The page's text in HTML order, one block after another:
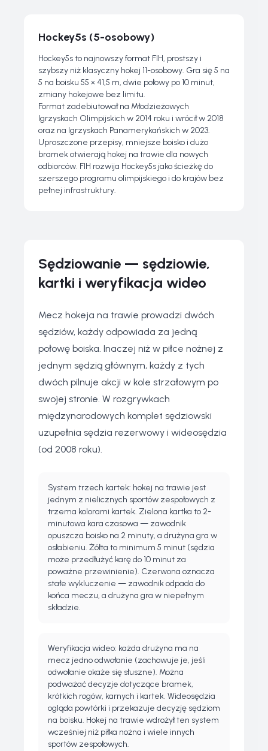
Hockey5s (5-osobowy)
Hockey5s to najnowszy format FIH, prostszy i
szybszy niż klasyczny hokej 11-osobowy. Gra się 5 na
5 na boisku 55 × 41,5 m, dwie połowy po 10 minut,
zmiany hokejowe bez limitu.
Format zadebiutował na Młodzieżowych
Igrzyskach Olimpijskich w 2014 roku i wrócił w 2018
oraz na Igrzyskach Panamerykańskich w 2023.
Uproszczone przepisy, mniejsze boisko i dużo
bramek otwierają hokej na trawie dla nowych
odbiorców. FIH rozwija Hockey5s jako ścieżkę do
szerszego programu olimpijskiego i do krajów bez
pełnej infrastruktury.
Sędziowanie — sędziowie,
kartki i weryfikacja wideo
Mecz hokeja na trawie prowadzi dwóch
sędziów, każdy odpowiada za jedną
połowę boiska. Inaczej niż w piłce nożnej z
jednym sędzią głównym, każdy z tych
dwóch pilnuje akcji w kole strzałowym po
swojej stronie. W rozgrywkach
międzynarodowych komplet sędziowski
uzupełnia sędzia rezerwowy i wideosędzia
(od 2008 roku).
System trzech kartek: hokej na trawie jest
jednym z nielicznych sportów zespołowych z
trzema kolorami kartek. Zielona kartka to 2-
minutowa kara czasowa — zawodnik
opuszcza boisko na 2 minuty, a drużyna gra w
osłabieniu. Żółta to minimum 5 minut (sędzia
może przedłużyć karę do 10 minut za
poważne przewinienie). Czerwona oznacza
stałe wykluczenie — zawodnik odpada do
końca meczu, a drużyna gra w niepełnym
składzie.
Weryfikacja wideo: każda drużyna ma na
mecz jedno odwołanie (zachowuje je, jeśli
odwołanie okaże się słuszne). Można
podważać decyzje dotyczące bramek,
krótkich rogów, karnych i kartek. Wideosędzia
ogląda powtórki i przekazuje decyzję sędziom
na boisku. Hokej na trawie wdrożył ten system
wcześniej niż piłka nożna i wiele innych
sportów zespołowych.